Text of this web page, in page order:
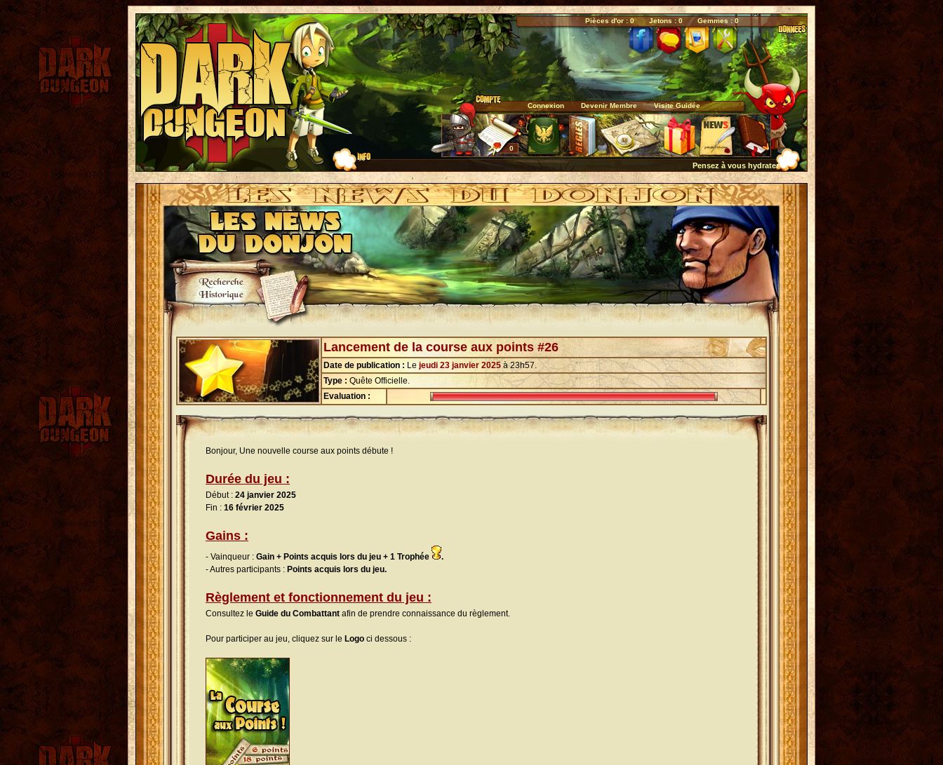
Pièces d'or : 0 Jetons : 0 Gemmes : 0
Connexion Devenir Membre Visite Guidée
0
Pensez à vous hydrater quotidiennement...
Lancement de la course aux points #26
Date de publication : Le jeudi 23 janvier 2025à 23h57.
Type : Quête Officielle.
Evaluation :
Bonjour, Une nouvelle course aux points débute !
Durée du jeu :
Début : 24 janvier 2025
Fin : 16 février 2025
Gains :
- Vainqueur : Gain + Points acquis lors du jeu + 1 Trophée
.
- Autres participants : Points acquis lors du jeu.
Règlement et fonctionnement du jeu :
Consultez le Guide du Combattant afin de prendre connaissance du règlement.
Pour participer au jeu, cliquez sur le Logo ci dessous :